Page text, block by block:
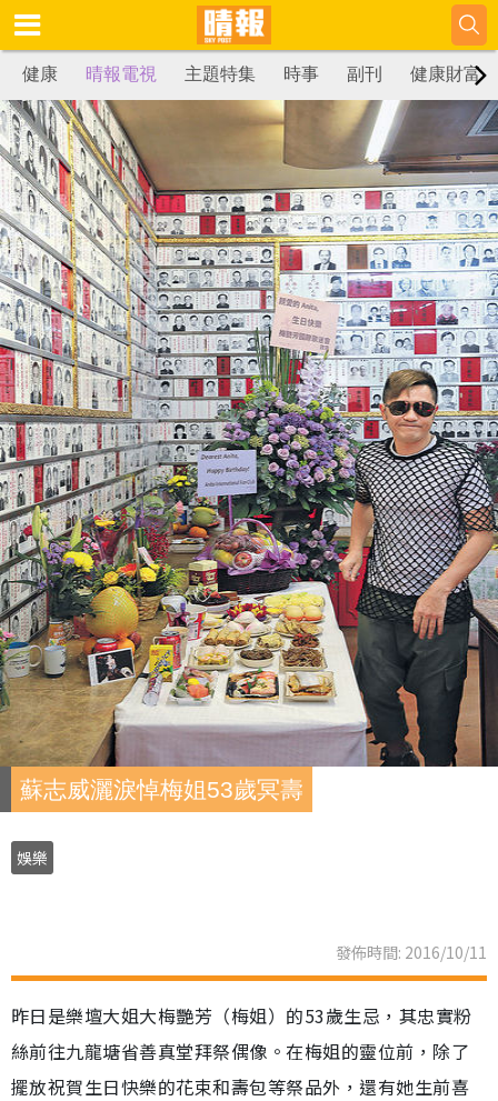
健康 晴報電視 主題特集 時事 副刊 健康財富
蘇志威灑淚悼梅姐53歲冥壽
娛樂
發佈時間: 2016/10/11
昨日是樂壇大姐大梅艷芳（梅姐）的53歲生忌，其忠實粉
絲前往九龍塘省善真堂拜祭偶像。在梅姐的靈位前，除了
擺放祝賀生日快樂的花束和壽包等祭品外，還有她生前喜